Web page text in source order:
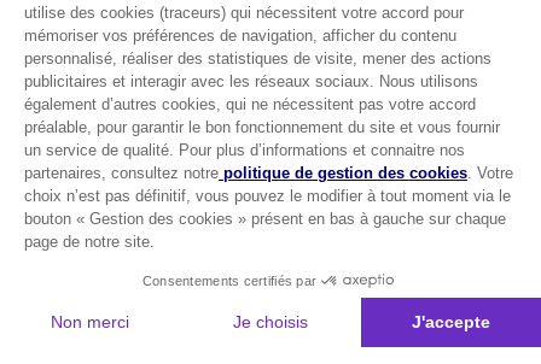
utilise des cookies (traceurs) qui nécessitent votre accord pour
mémoriser vos préférences de navigation, afficher du contenu
personnalisé, réaliser des statistiques de visite, mener des actions
publicitaires et interagir avec les réseaux sociaux. Nous utilisons
également d’autres cookies, qui ne nécessitent pas votre accord
préalable, pour garantir le bon fonctionnement du site et vous fournir
un service de qualité. Pour plus d’informations et connaitre nos
partenaires, consultez notre politique de gestion des cookies. Votre
choix n’est pas définitif, vous pouvez le modifier à tout moment via le
bouton « Gestion des cookies » présent en bas à gauche sur chaque
page de notre site.
Consentements certifiés par
Non merci Je choisis
J'accepte